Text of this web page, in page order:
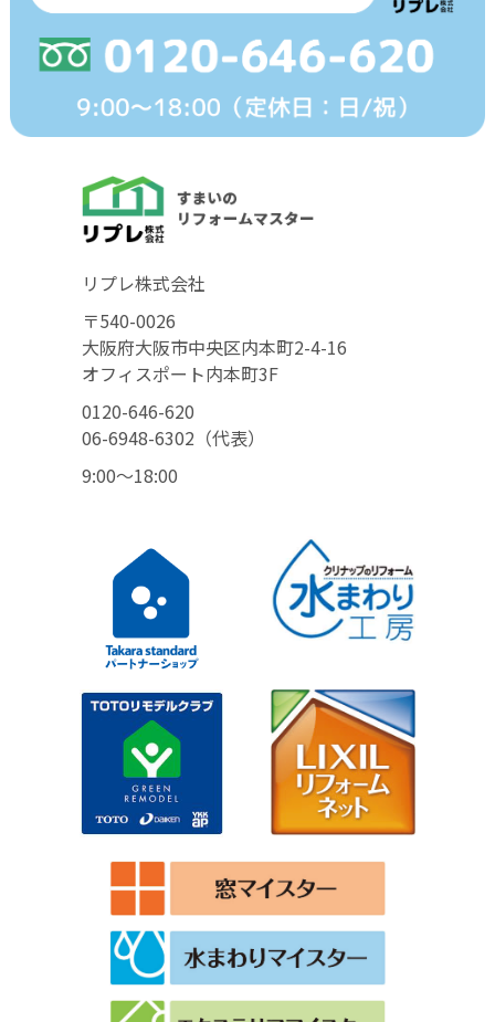
リプレ株式会社
〒540-0026
大阪府大阪市中央区内本町2-4-16
オフィスポート内本町3F
0120-646-620
06-6948-6302（代表）
9:00〜18:00